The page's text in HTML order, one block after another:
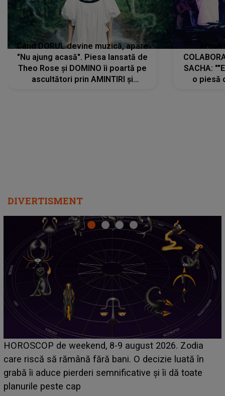
Când DORUL devine muzică, apare
"Nu ajung acasă". Piesa lansată de
Theo Rose și DOMINO îi poartă pe
ascultători prin AMINTIRI și
SACHA:
o piesă
DIVERTISMENT
Emanuel a ținut ACEST DETALIU ASCUNS până
acum! În fața Alexandrei, concurentul din Casa Iubirii
face o MĂRTURISIRE NEAȘTEPTATĂ despre mama
sa: "I-am spus și ei în față, eu nu te iubesc pentru